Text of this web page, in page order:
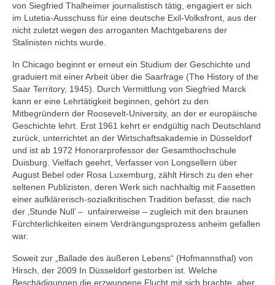
von Siegfried Thalheimer journalistisch tätig, engagiert er sich
im Lutetia-Ausschuss für eine deutsche Exil-Volksfront, aus der
nicht zuletzt wegen des arroganten Machtgebarens der
Stalinisten nichts wurde.
In Chicago beginnt er erneut ein Studium der Geschichte und
graduiert mit ei­ner Arbeit über die Saarfrage (The History of the
Saar Territory, 1945). Durch Vermittlung von Siegfried Marck
kann er eine Lehrtätigkeit beginnen, gehört zu den
Mitbegründern der Roosevelt-University, an der er europäische
Geschichte lehrt. Erst 1961 kehrt er endgültig nach Deutschland
zurück, unterrichtet an der Wirtschaftsakademie in Düsseldorf
und ist ab 1972 Honorarprofessor der Gesamthochschule
Duisburg. Vielfach geehrt, Verfasser von Longsellern über
August Bebel oder Rosa Luxemburg, zählt Hirsch zu den eher
seltenen Publizisten, deren Werk sich nachhaltig mit Fassetten
einer aufklärerisch-sozialkritischen Tradition befasst, die nach
der ‚Stunde Null’ – unfairerweise – zugleich mit den braunen
Fürchterlichkeiten einem Verdrängungsprozess anheim gefallen
war.
Soweit zur „Ballade des äußeren Lebens“ (Hofmannsthal) von
Hirsch, der 2009 In Düsseldorf gestorben ist. Welche
Beschädigungen die erzwungene Flucht mit sich brachte, aber